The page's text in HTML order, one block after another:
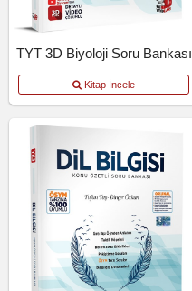
TYT 3D Biyoloji Soru Bankası
Kitap İncele